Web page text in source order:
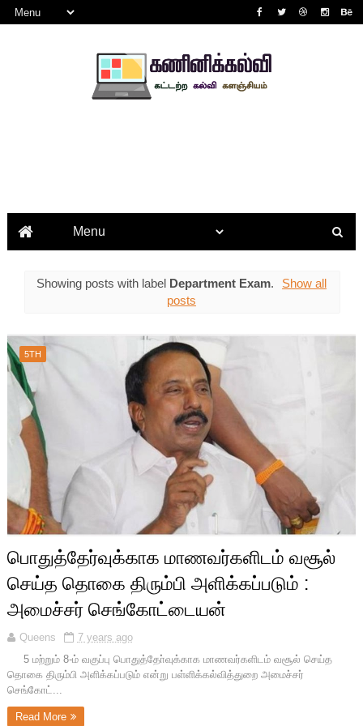
Showing posts with label Department Exam.
Show all
posts
5TH
பொதுத்தேர்வுக்காக மாணவர்களிடம் வசூல்
செய்த தொகை திரும்பி அளிக்கப்படும் :
அமைச்சர் செங்கோட்டையன்
Queens
7 years ago
5 மற்றும் 8-ம் வகுப்பு பொதுத்தோ்வுக்காக மாணவர்களிடம் வசூல் செய்த
தொகை திரும்பி அளிக்கப்படும் என்று பள்ளிக்கல்வித்துறை அமைச்சர்
செங்கோட்...
Read More